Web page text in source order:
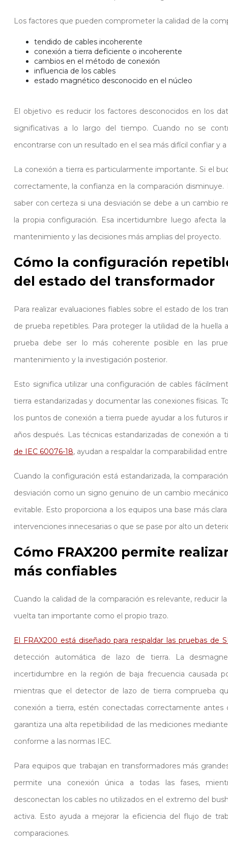
Los factores que pueden comprometer la calidad de la
tendido de cables incoherente
conexión a tierra deficiente o incoherente
cambios en el método de conexión
influencia de los cables
estado magnético desconocido en el núcleo
El objetivo es reducir los factores desconocidos en los
significativas a lo largo del tiempo. Cuando no se
encontrarse con un resultado en el sea más difícil confiar y
La conexión a tierra es particularmente importante. Si el
correctamente, la confianza en la comparación
saber con certeza si una desviación se debe a un cambio
la propia configuración. Esa incertidumbre luego afecta
mantenimiento y las decisiones más amplias del proyecto.
Cómo la configuración
del estado del transformador
Para realizar evaluaciones fiables sobre el estado de los
de prueba repetibles. Para proteger la utilidad de la
prueba debe ser lo más coherente posible en las
mantenimiento y la investigación posterior.
Esto significa utilizar una configuración de cables
tierra estandarizadas y documentar las conexiones físicas.
los puntos de conexión a tierra puede ayudar a los futuros
años después. Las técnicas estandarizadas de conexión a
de IEC 60076-18, ayudan a respaldar la comparabilidad
Cuando la configuración está estandarizada, la
desviación como un signo genuino de un cambio
evitable. Esto proporciona a los equipos una base más
intervenciones innecesarias o que se pase por alto un
Cómo FRAX200 permite
más confiables
Cuando la calidad de la comparación es relevante, reducir
vuelta tan importante como el propio trazo.
El FRAX200 está diseñado para respaldar las pruebas de
detección automática de lazo de tierra. La
incertidumbre en la región de baja frecuencia causada
mientras que el detector de lazo de tierra comprueba
conexión a tierra, estén conectadas correctamente
garantiza una alta repetibilidad de las mediciones
conforme a las normas IEC.
Para equipos que trabajan en transformadores más
permite una conexión única a todas las fases,
desconectan los cables no utilizados en el extremo del
activa. Esto ayuda a mejorar la eficiencia del flujo de
comparaciones.